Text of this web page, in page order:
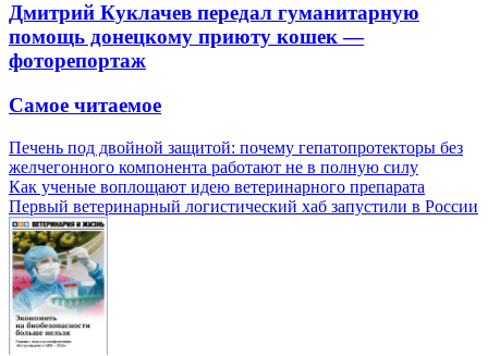
Дмитрий Куклачев передал гуманитарную
помощь донецкому приюту кошек —
фоторепортаж
Самое читаемое
Печень под двойной защитой: почему гепатопротекторы без
желчегонного компонента работают не в полную силу
Как ученые воплощают идею ветеринарного препарата
Первый ветеринарный логистический хаб запустили в России